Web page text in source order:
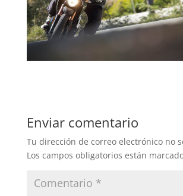
Enviar comentario
Tu dirección de correo electrónico no
Los campos obligatorios están